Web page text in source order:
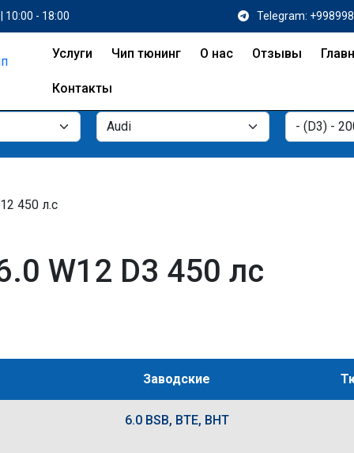
10:00 - 18:00 Telegram:
Услуги Чип тюнинг О нас Отзывы
Контакты
450 л.с
W12 D3 450 лс
Заводские
6.0 BSB, BTE, BHT